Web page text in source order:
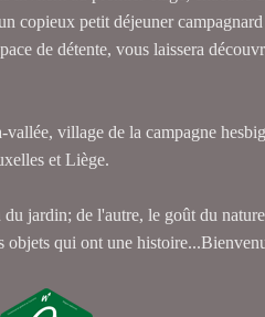
copieux petit déjeuner
de détente, vous laissera
vallée, village de la campagne
et Liège.
jardin; de l'autre, le goût du
objets qui ont une